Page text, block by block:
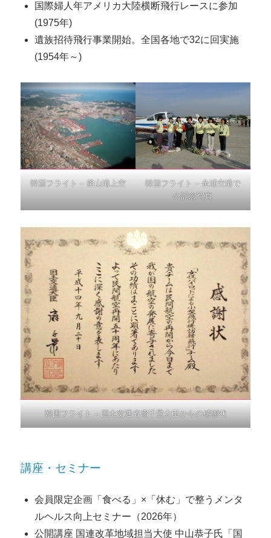
国際婦人年アメリカ大陸横断飛行レースに参加
(1975年)
遺族招待飛行事業開始。全国各地で32に回実施
(1954年～)
韓国フライト – 釜山港上空
韓国フライト – 金浦空港で
の記念写真
韓国フライト – 国土交通省扇千景大臣からの感謝状
講座・セミナー
会員限定企画「食べる」×「休む」で整うメンタ
ルヘルス向上セミナー（2026年）
公開講座 国連改革地域担当大使 中山恭子氏「国